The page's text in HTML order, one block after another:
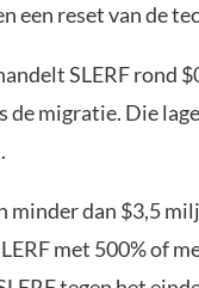
een reset van de
SLERF rond
de migratie. Die
dan $3,5
met 500% of